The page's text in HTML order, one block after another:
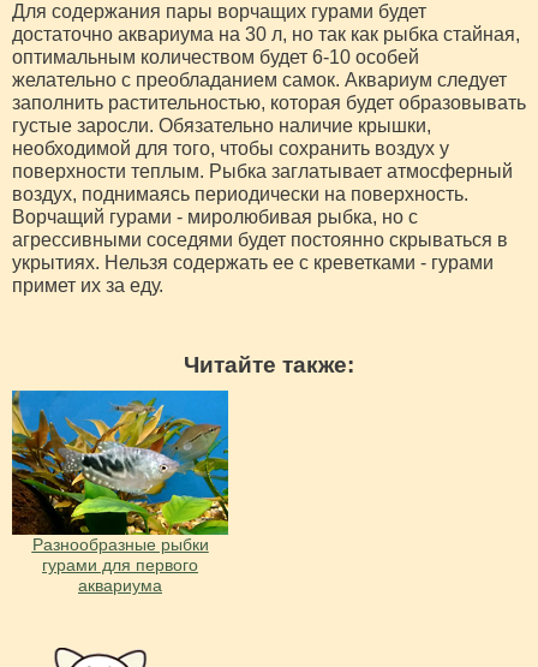
Для содержания пары ворчащих гурами будет
достаточно аквариума на 30 л, но так как рыбка стайная,
оптимальным количеством будет 6-10 особей
желательно с преобладанием самок. Аквариум следует
заполнить растительностью, которая будет образовывать
густые заросли. Обязательно наличие крышки,
необходимой для того, чтобы сохранить воздух у
поверхности теплым. Рыбка заглатывает атмосферный
воздух, поднимаясь периодически на поверхность.
Ворчащий гурами - миролюбивая рыбка, но с
агрессивными соседями будет постоянно скрываться в
укрытиях. Нельзя содержать ее с креветками - гурами
примет их за еду.
Читайте также:
Разнообразные рыбки
гурами для первого
аквариума